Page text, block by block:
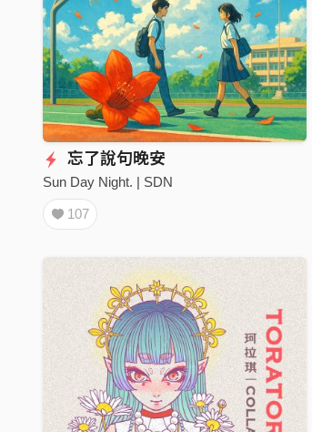
忘了說句晚安
Sun Day Night. | SDN
107